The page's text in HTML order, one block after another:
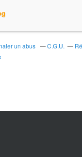
un abus C.G.U.